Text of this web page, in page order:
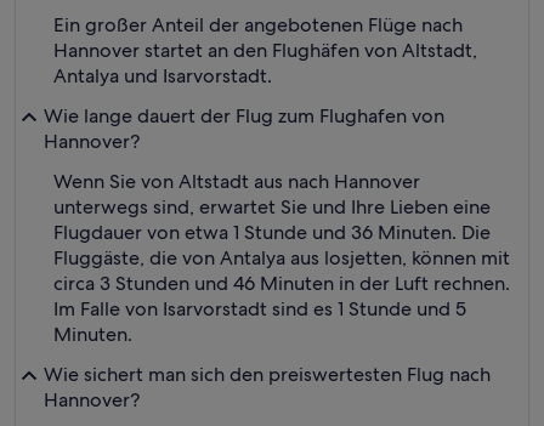
Ein großer Anteil der angebotenen Flüge nach
Hannover startet an den Flughäfen von Altstadt,
Antalya und Isarvorstadt.
Wie lange dauert der Flug zum Flughafen von
Hannover?
Wenn Sie von Altstadt aus nach Hannover
unterwegs sind, erwartet Sie und Ihre Lieben eine
Flugdauer von etwa 1 Stunde und 36 Minuten. Die
Fluggäste, die von Antalya aus losjetten, können mit
circa 3 Stunden und 46 Minuten in der Luft rechnen.
Im Falle von Isarvorstadt sind es 1 Stunde und 5
Minuten.
Wie sichert man sich den preiswertesten Flug nach
Hannover?